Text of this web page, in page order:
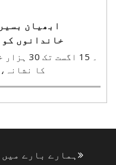
ابھیان
خاندانوں
۔ 15
کا
ہمارے بارے میں